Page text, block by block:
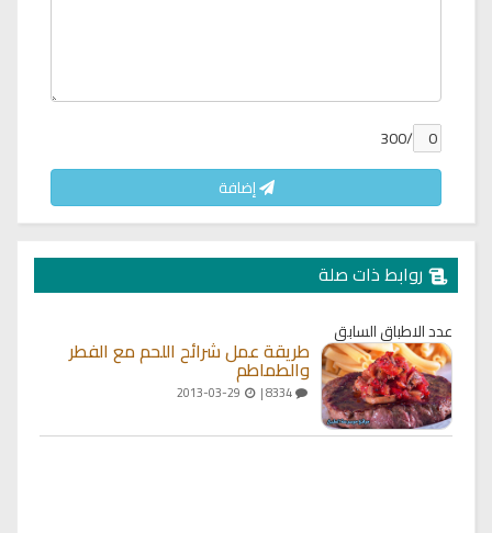
/300
إضافة
روابط ذات صلة
عدد الاطباق السابق
طريقة عمل شرائح اللحم مع الفطر
والطماطم
8334 |